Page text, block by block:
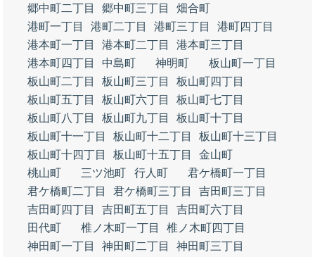
郷中町二丁目
郷中町三丁目
畑合町
港町一丁目
港町二丁目 港町三丁目
港町四丁目
港本町一丁目
港本町二丁目
港本町三丁目
港本町四丁目
中島町 神明町
板山町一丁目
板山町二丁目
板山町三丁目
板山町四丁目
板山町五丁目
板山町六丁目
板山町七丁目
板山町八丁目
板山町九丁目
板山町十丁目
板山町十一丁目
板山町十二丁目
板山町十三丁目
板山町十四丁目
板山町十五丁目
金山町
桃山町
三ツ池町 行人町
君ケ橋町一丁目
君ケ橋町二丁目
君ケ橋町三丁目
吉田町三丁目
吉田町四丁目
吉田町五丁目
吉田町六丁目
田代町
椎ノ木町一丁目
椎ノ木町四丁目
神田町一丁目
神田町二丁目
神田町三丁目